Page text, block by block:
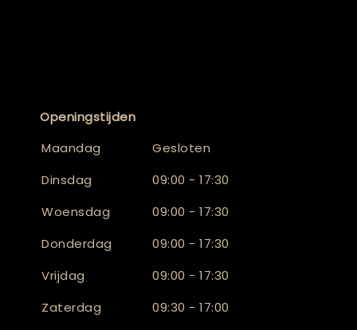
Openingstijden
Maandag
Gesloten
Dinsdag
09:00 - 17:30
Woensdag
09:00 - 17:30
Donderdag
09:00 - 17:30
Vrijdag
09:00 - 17:30
Zaterdag
09:30 - 17:00